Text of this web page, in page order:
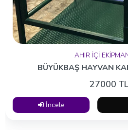
AHIR İÇİ
BÜYÜKBAŞ HAYVAN
27000 TL
İncele